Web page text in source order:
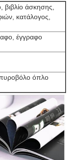
βιβλίο άσκησης,
κατάλογος,
έγγραφο
όπλο